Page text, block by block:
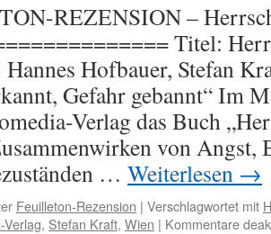
REZENSION –
Titel:
Hofbauer, Stefan
Gefahr gebannt“ Im
Verlag das Buch
von Angst,
… Weiterlesen →
Feuilleton-Rezension | Verschlagwortet mit
Verlag, Stefan Kraft, Wien | Kommentare